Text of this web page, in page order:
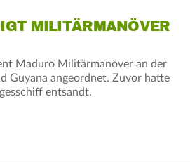
MILITÄRMANÖVER
Maduro Militärmanöver an der
Guyana angeordnet. Zuvor hatte
entsandt.